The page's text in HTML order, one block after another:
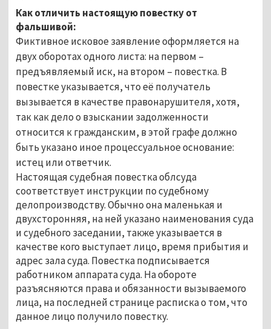
Как отличить настоящую повестку от
фальшивой:
Фиктивное исковое заявление оформляется на
двух оборотах одного листа: на первом –
предъявляемый иск, на втором – повестка. В
повестке указывается, что её получатель
вызывается в качестве правонарушителя, хотя,
так как дело о взыскании задолженности
относится к гражданским, в этой графе должно
быть указано иное процессуальное основание:
истец или ответчик.
Настоящая судебная повестка облсуда
соответствует инструкции по судебному
делопроизводству. Обычно она маленькая и
двухсторонняя, на ней указано наименования суда
и судебного заседании, также указывается в
качестве кого выступает лицо, время прибытия и
адрес зала суда. Повестка подписывается
работником аппарата суда. На обороте
разъясняются права и обязанности вызываемого
лица, на последней странице расписка о том, что
данное лицо получило повестку.